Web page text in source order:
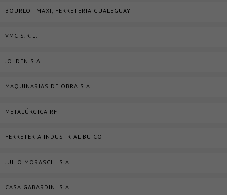
BOURLOT MAXI, FERRETERÍA GUALEGUAY
VMC S.R.L.
JOLDEN S.A.
MAQUINARIAS DE OBRA S.A.
METALÚRGICA RF
FERRETERIA INDUSTRIAL BUICO
JULIO MORASCHI S.A.
CASA GABARDINI S.A.